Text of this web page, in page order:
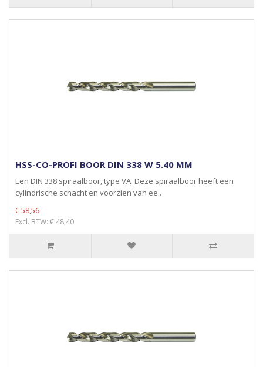
HSS-CO-PROFI BOOR DIN 338 W 5.40 MM
Een DIN 338 spiraalboor, type VA. Deze spiraalboor heeft een
cylindrische schacht en voorzien van ee..
€ 58,56
Excl. BTW: € 48,40